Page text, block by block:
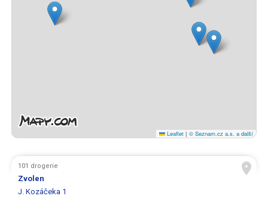
Leaflet | © Seznam.cz a.s. a další
101 drogerie
Zvolen
J. Kozáčeka 1